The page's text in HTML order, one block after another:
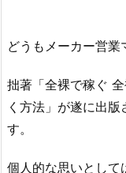
どうもメーカー営業
拙著「全裸で稼ぐ
く方法」が遂に出
す。
個人的な思いとして